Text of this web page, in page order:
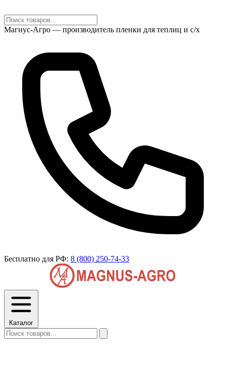
Магнус-Агро — производитель пленки для теплиц и с/х
Бесплатно для РФ: 8 (800) 250-74-33
Каталог